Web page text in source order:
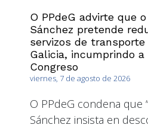
O PPdeG advirte que
Sánchez pretende
servizos de
Galicia, incumprindo
Congreso
viernes, 7 de agosto de 2026
O PPdeG condena que
Sánchez insista en